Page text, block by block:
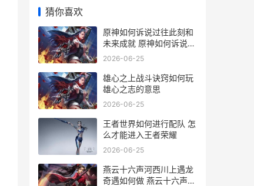
猜你喜欢
原神如何诉说过往此刻和
未来成就 原神如何诉说过
去的秘密
2026-06-25
雄心之上战斗诀窍如何玩
雄心之志的意思
2026-06-25
王者世界如何进行配队 怎
么才能进入王者荣耀
2026-06-25
燕云十六声河西川上遇龙
奇遇如何做 燕云十六声河